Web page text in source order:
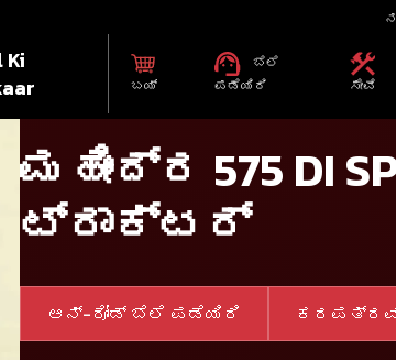
Ki
ಬಯ್
ಬೆಲೆ
ಪಡೆಯಿರಿ
ಸೇವೆ
ಮಹೀಂದ್ರ 575 DI
ಟ್ರಾಕ್ಟರ್
ಆನ್-ರೋಡ್ ಬೆಲೆ ಪಡೆಯಿರಿ